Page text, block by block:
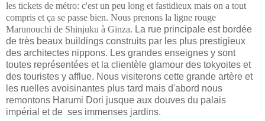
les tickets de métro: c'est un peu long et fastidieux mais on a tout
compris et ça se passe bien. Nous prenons la ligne rouge
Marunouchi de Shinjuku à Ginza. La rue principale est bordée
de très beaux buildings construits par les plus prestigieux
des architectes nippons. Les grandes enseignes y sont
toutes représentées et la clientèle glamour des tokyoites et
des touristes y afflue. Nous visiterons cette grande artère et
les ruelles avoisinantes plus tard mais d'abord nous
remontons Harumi Dori jusque aux douves du palais
impérial et de ses immenses jardins.